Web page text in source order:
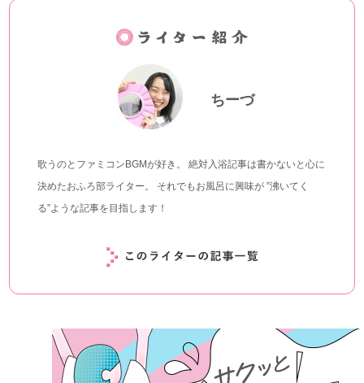
ちーづ
歌うのとファミコンBGMが好き。 絶対入浴記事は書かないと心に
決めたおふろ部ライター。 それでもお風呂に興味が ”沸いてく
る”ような記事を目指します！